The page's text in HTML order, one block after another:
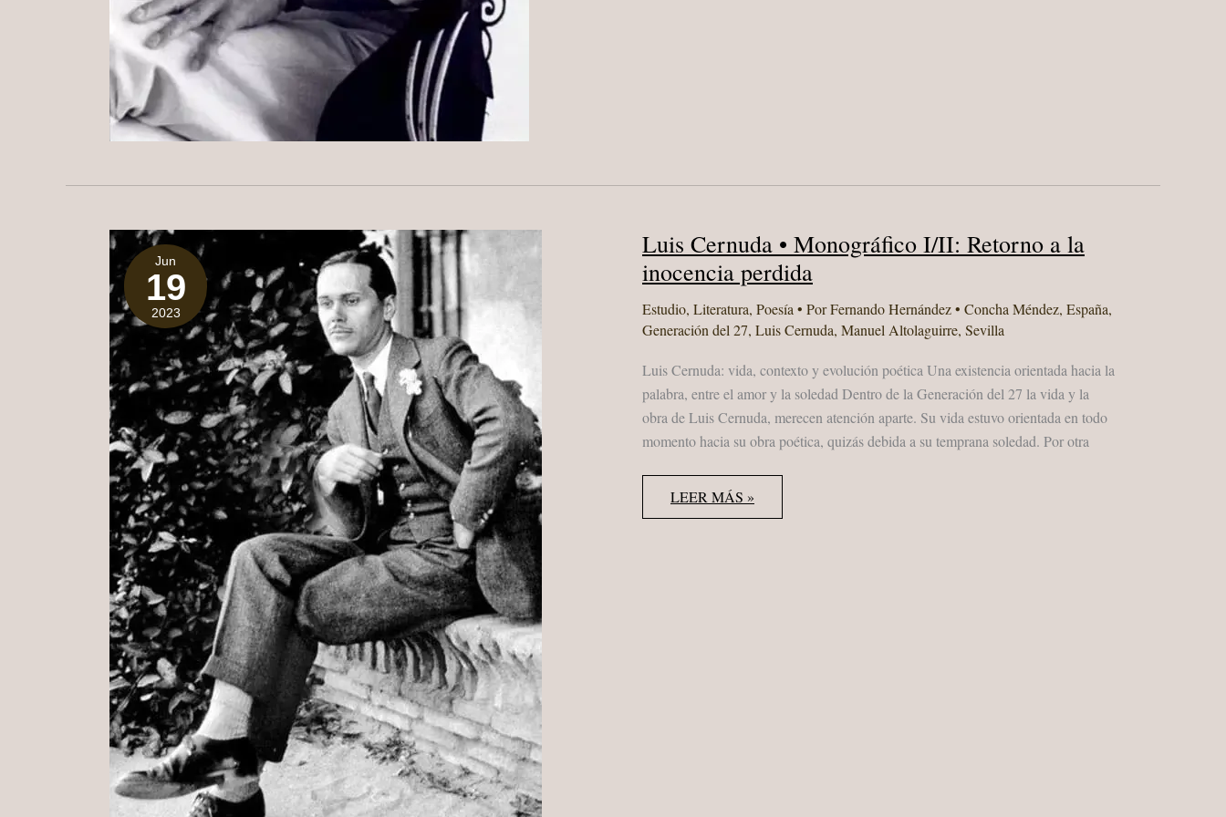
Jun
19
2023
Luis Cernuda • Monográfico I/II: Retorno a la
inocencia perdida
Estudio, Literatura, Poesía• PorFernando Hernández• Concha Méndez, España,
Generación del 27, Luis Cernuda, Manuel Altolaguirre, Sevilla
Luis Cernuda: vida, contexto y evolución poética Una existencia orientada hacia la
palabra, entre el amor y la soledad Dentro de la Generación del 27 la vida y la
obra de Luis Cernuda, merecen atención aparte. Su vida estuvo orientada en todo
momento hacia su obra poética, quizás debida a su temprana soledad. Por otra
LUIS
CERNUDA
•
LEER MÁS »